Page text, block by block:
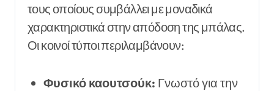
τους οποίους συμβάλλει με μοναδικά
χαρακτηριστικά στην απόδοση της μπάλας.
Οι κοινοί τύποι περιλαμβάνουν:
Φυσικό καουτσούκ: Γνωστό για την